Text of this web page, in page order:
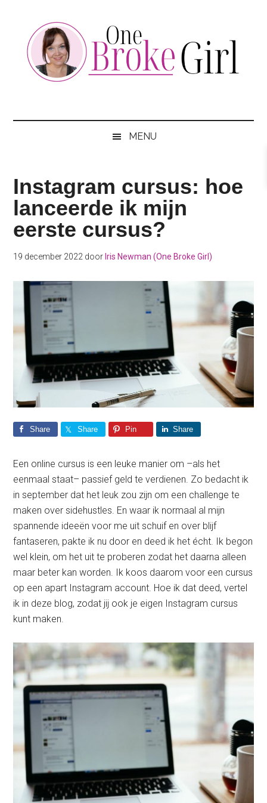
content
secondary
MENU
Instagram cursus: hoe
lanceerde ik mijn
eerste cursus?
19 december 2022 door Iris Newman (One Broke Girl)
Share Share Pin Share
Een online cursus is een leuke manier om –als het
eenmaal staat– passief geld te verdienen. Zo bedacht ik
in september dat het leuk zou zijn om een challenge te
maken over sidehustles. En waar ik normaal al mijn
spannende ideeën voor me uit schuif en over blijf
fantaseren, pakte ik nu door en deed ik het écht. Ik begon
wel klein, om het uit te proberen zodat het daarna alleen
maar beter kan worden. Ik koos daarom voor een cursus
op een apart Instagram account. Hoe ik dat deed, vertel
ik in deze blog, zodat jij ook je eigen Instagram cursus
kunt maken.